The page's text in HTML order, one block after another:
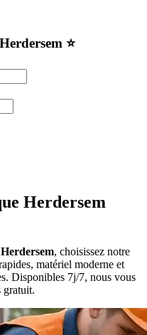
⭐️
Herdersem
, choisissez notre
matériel moderne et
Disponibles 7j/7, nous vous
gratuit.